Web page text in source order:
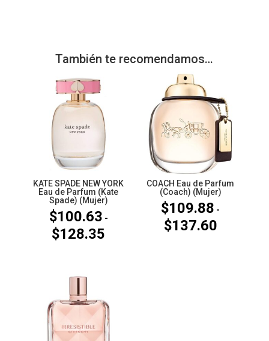
También te recomendamos…
KATE SPADE NEW YORK
Eau de Parfum (Kate
Spade) (Mujer)
$100.63 -
$128.35
hasta
$128.35
COACH Eau de Parfum
(Coach) (Mujer)
$109.88 -
$137.60Rango